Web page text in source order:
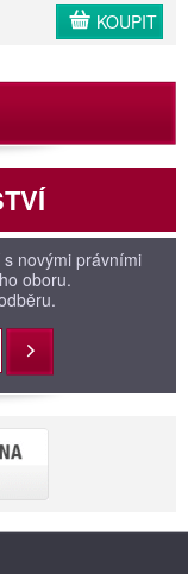
KOUPIT
novými právními
oboru.
Přihlásit